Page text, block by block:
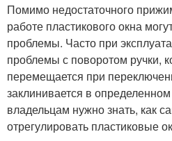
Помимо недостаточного
работе пластикового окна
проблемы. Часто при
проблемы с поворотом ручки,
перемещается при
заклинивается в
владельцам нужно знать, как
отрегулировать пластиковые